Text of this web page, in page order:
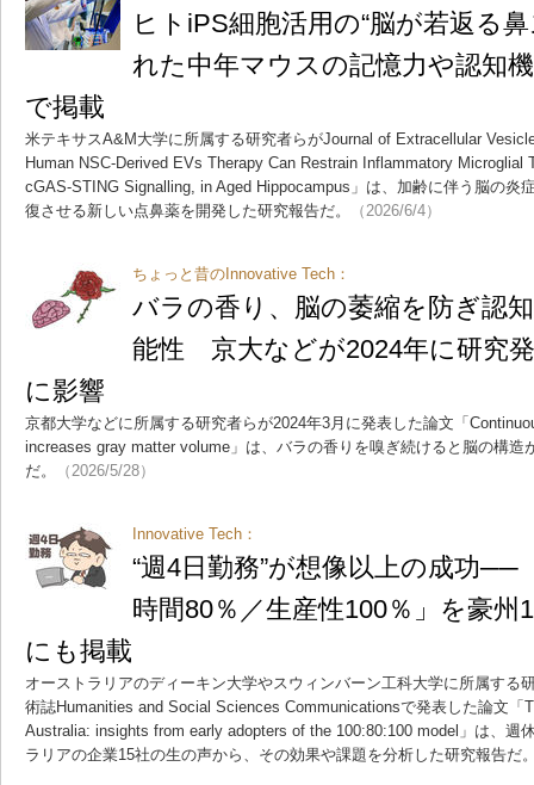
ヒトiPS細胞活用の“脳が若返る
れた中年マウスの記憶力や認知
で掲載
米テキサスA&M大学に所属する研究者らがJournal of Extracellular
Human NSC-Derived EVs Therapy Can Restrain Inflammatory Microglial
cGAS-STING Signalling, in Aged Hippocampus」は、加齢に伴う脳の炎
復させる新しい点鼻薬を開発した研究報告だ。
（2026/6/4）
ちょっと昔のInnovative Tech：
バラの香り、脳の萎縮を防ぎ認
能性 京大などが2024年に研究
に影響
京都大学などに所属する研究者らが2024年3月に発表した論文「
increases gray matter volume」は、バラの香りを嗅ぎ続けると脳の構造
だ。
（2026/5/28）
Innovative Tech：
“週4日勤務”が想像以上の成功──
時間80％／生産性100％」を豪
にも掲載
オーストラリアのディーキン大学やスウィンバーン工科大学に所属する
術誌Humanities and Social Sciences Communicationsで発表した論文「
Australia: insights from early adopters of the 100:80:100 model」は、週
ラリアの企業15社の生の声から、その効果や課題を分析した研究報告だ